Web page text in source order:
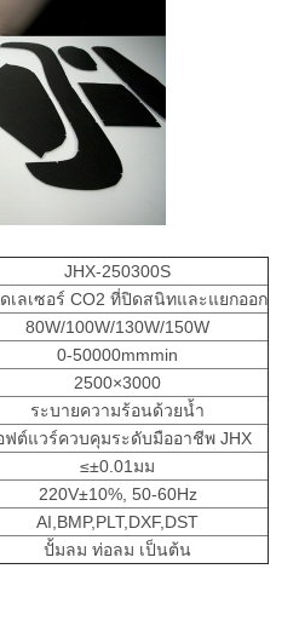
JHX-250300S
เลเซอร์ CO2 ที่ปิดสนิทและแยกออก
80W/100W/130W/150W
0-50000mmmin
2500×3000
ระบายความร้อนด้วยน้ำ
ฟต์แวร์ควบคุมระดับมืออาชีพ JHX
≤±0.01มม
220V±10%, 50-60Hz
AI,BMP,PLT,DXF,DST
ปั้มลม ท่อลม เป็นต้น